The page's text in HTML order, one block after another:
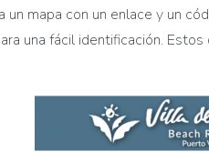
un mapa con un enlace y un
una fácil identificación.